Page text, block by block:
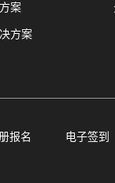
案
方案
报名 电子签到